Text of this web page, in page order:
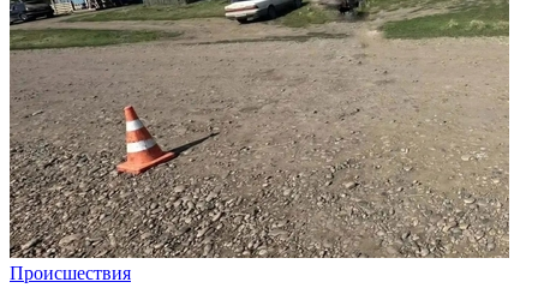
Происшествия